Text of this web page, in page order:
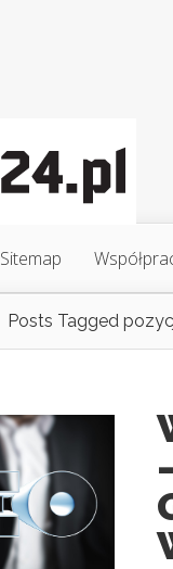
Sitemap
Posts Tagged